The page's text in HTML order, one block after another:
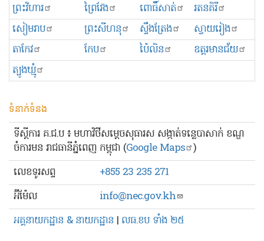
ព្រះ​វិហារ
ព្រៃវែង ពោធិ៍សាត់
រតនគិរី
សៀមរាប
ព្រះសីហនុ ស្ទឹងត្រែង
ស្វាយរៀង
តាកែវ
កែប ប៉ៃលិន
ឧត្ដរមានជ័យ
ត្បូងឃ្មុំ
ទំនាក់ទំនង
ទីស្ដីការ គ.ជ.ប ៖ មហាវិថីសម្ដេចសុធារស សង្កាត់ទន្លេបាសាក់ ខណ្ឌ
ចំការមន រាជធានីភ្នំពេញ កម្ពុជា (Google Maps )
លេខ​ទូរសព្ទ
+855 23 235 271
អ៊ីម៉ែល
info@nec.gov.kh
អគ្គនាយកដ្ឋាន & នាយកដ្ឋាន | លធ.ខប ទាំង ២៥